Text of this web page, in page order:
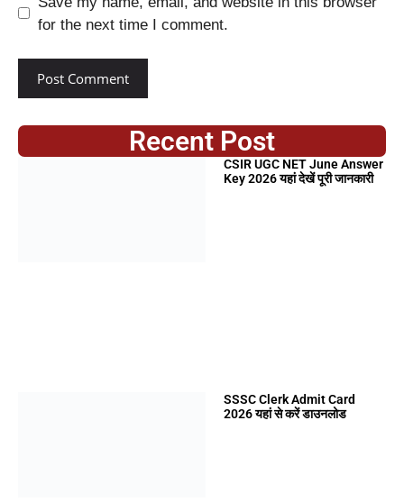
for the next time I comment.
Recent Post
CSIR UGC NET June Answer
Key 2026 यहां देखें पूरी जानकारी
SSSC Clerk Admit Card
2026 यहां से करें डाउनलोड